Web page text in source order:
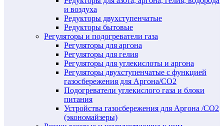
и воздуха
Редукторы двухступенчатые
Редукторы бытовые
Регуляторы и подогреватели газа
Регуляторы для аргона
Регуляторы для гелия
Регуляторы для углекислоты и аргона
Регуляторы двухступенчатые c функцией
газосбережения для Аргона/СО2
Подогреватели углекислого газа и блоки
питания
Устройства газосбережения для Аргона /СО2
(экономайзеры)